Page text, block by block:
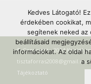
© Copyright - 2014
Tájékoztató
Kedves Látogató!
érdekében cookikat,
segítenek neked az
beállításaid
információkat. Az oldal
a